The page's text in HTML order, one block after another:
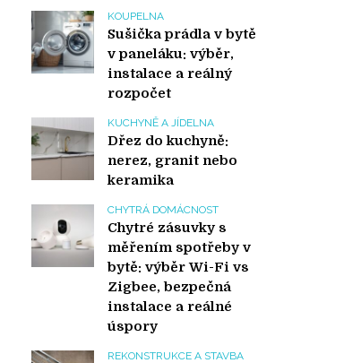
KOUPELNA
Sušička prádla v bytě
v paneláku: výběr,
instalace a reálný
rozpočet
KUCHYNĚ A JÍDELNA
Dřez do kuchyně:
nerez, granit nebo
keramika
CHYTRÁ DOMÁCNOST
Chytré zásuvky s
měřením spotřeby v
bytě: výběr Wi-Fi vs
Zigbee, bezpečná
instalace a reálné
úspory
REKONSTRUKCE A STAVBA